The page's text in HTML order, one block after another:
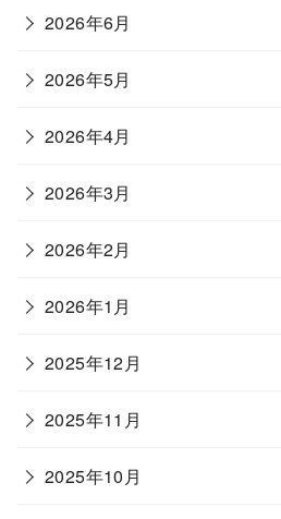
2026年6月
2026年5月
2026年4月
2026年3月
2026年2月
2026年1月
2025年12月
2025年11月
2025年10月